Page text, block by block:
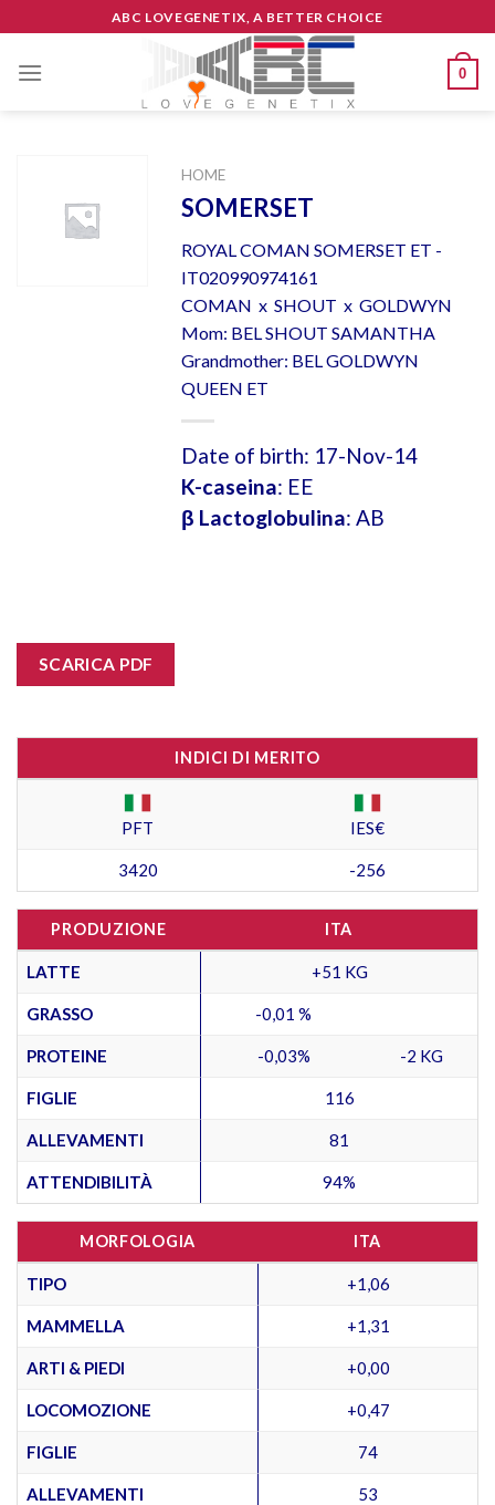
to
content
ABC LOVEGENETIX, A BETTER CHOICE
0
HOME
SOMERSET
ROYAL COMAN SOMERSET ET -
IT020990974161
COMAN x SHOUT x GOLDWYN
Mom: BEL SHOUT SAMANTHA
Grandmother: BEL GOLDWYN
QUEEN ET
Date of birth: 17-Nov-14
K-caseina: EE
β Lactoglobulina: AB
SCARICA PDF
INDICI DI MERITO
PFT IES€
3420 -256
PRODUZIONE ITA
LATTE +51 KG
GRASSO -0,01 %
PROTEINE -0,03% -2 KG
FIGLIE 116
ALLEVAMENTI 81
ATTENDIBILITÀ 94%
MORFOLOGIA ITA
TIPO +1,06
MAMMELLA +1,31
ARTI & PIEDI +0,00
LOCOMOZIONE +0,47
FIGLIE 74
ALLEVAMENTI 53